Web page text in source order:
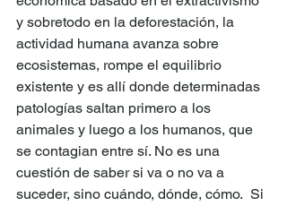
y sobretodo en la deforestación, la
actividad humana avanza sobre
ecosistemas, rompe el equilibrio
existente y es allí donde determinadas
patologías saltan primero a los
animales y luego a los humanos, que
se contagian entre sí. No es una
cuestión de saber si va o no va a
suceder, sino cuándo, dónde, cómo.  Si